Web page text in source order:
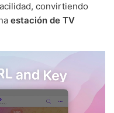
convirtiendo
estación de TV